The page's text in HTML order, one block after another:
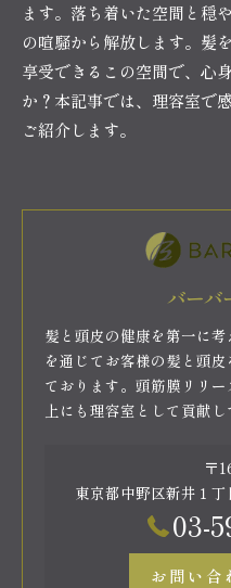
ます。落ち着いた空間と穏
の喧騒から解放します。髪
享受できるこの空間で、心
か？本記事では、理容室で
ご紹介します。
バーバ
髪と頭皮の健康を第一に
を通じてお客様の髪と頭
ております。頭筋膜リリ
上にも理容室として貢献し
〒
東京都中野区新井１
03-
お問い合